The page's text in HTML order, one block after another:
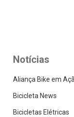
Notícias
Aliança Bike em
Bicicleta News
Bicicletas Elétricas